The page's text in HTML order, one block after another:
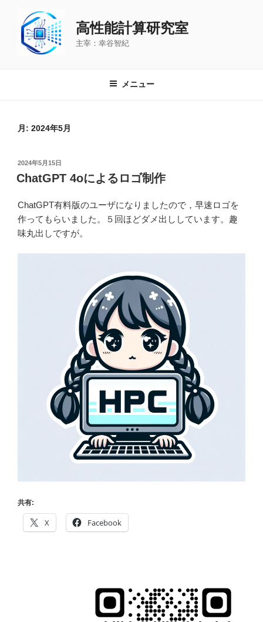
高性能計算研究室
主宰：幸谷智紀
メニュー
月: 2024年5月
投
稿
日:
2024年5月15日
ChatGPT 4oによるロゴ制作
ChatGPT有料版のユーザになりましたので，早速ロゴを
作ってもらいました。５回ほどダメ出ししています。趣
味丸出しですが。
共有:
X Facebook